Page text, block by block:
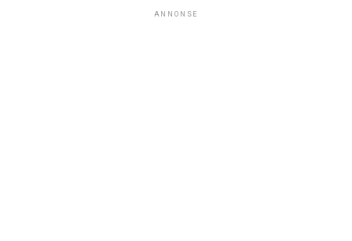
ANNONSE